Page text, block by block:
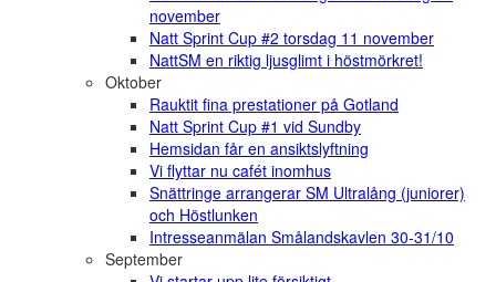
november
Natt Sprint Cup #2 torsdag 11 november
NattSM en riktig ljusglimt i höstmörkret!
Oktober
Rauktit fina prestationer på Gotland
Natt Sprint Cup #1 vid Sundby
Hemsidan får en ansiktslyftning
Vi flyttar nu cafét inomhus
Snättringe arrangerar SM Ultralång (juniorer)
och Höstlunken
Intresseanmälan Smålandskavlen 30-31/10
September